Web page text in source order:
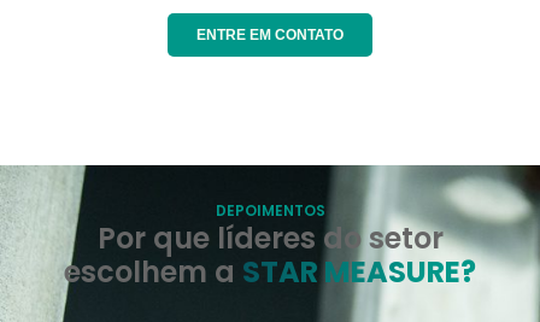
ENTRE EM CONTATO
DEPOIMENTOS
Por que líderes do setor
escolhem a STAR MEASURE?